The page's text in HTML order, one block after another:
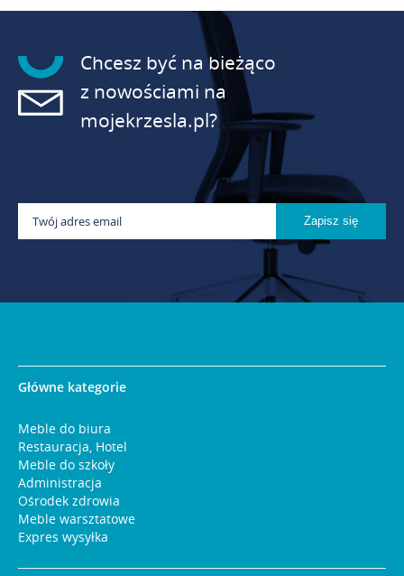
Chcesz być na bieżąco
z nowościami na
mojekrzesla.pl?
Główne kategorie
Meble do biura
Restauracja, Hotel
Meble do szkoły
Administracja
Ośrodek zdrowia
Meble warsztatowe
Expres wysyłka